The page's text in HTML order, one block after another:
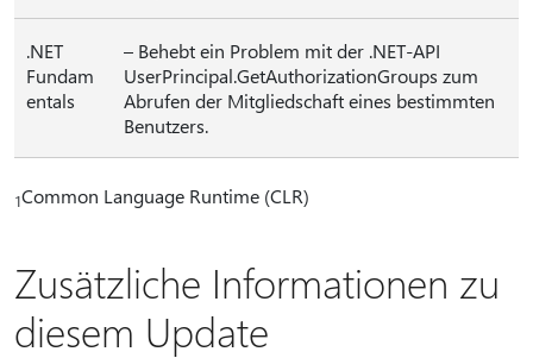
.NET
Fundam
entals
– Behebt ein Problem mit der .NET-API
UserPrincipal.GetAuthorizationGroups zum
Abrufen der Mitgliedschaft eines bestimmten
Benutzers.
1Common Language Runtime (CLR)
Zusätzliche Informationen zu
diesem Update